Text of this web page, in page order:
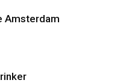
Amsterdam